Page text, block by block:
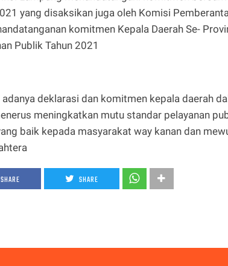
yang disaksikan juga oleh Komisi
komitmen Kepala Daerah Se-
Publik Tahun 2021
adanya deklarasi dan komitmen kepala daerah
meningkatkan mutu standar pelayanan
baik kepada masyarakat way kanan dan
SHARE SHARE